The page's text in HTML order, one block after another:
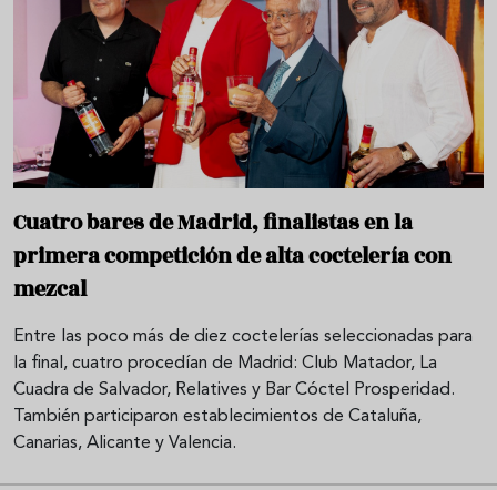
Cuatro bares de Madrid, finalistas en la
primera competición de alta coctelería con
mezcal
Entre las poco más de diez coctelerías seleccionadas para
la final, cuatro procedían de Madrid: Club Matador, La
Cuadra de Salvador, Relatives y Bar Cóctel Prosperidad.
También participaron establecimientos de Cataluña,
Canarias, Alicante y Valencia.